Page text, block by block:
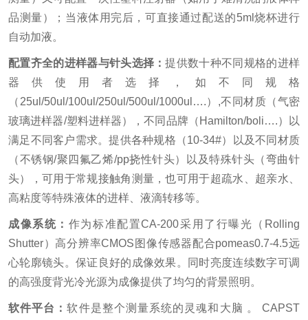
品测量）；当液体用完后，可直接通过配送的5ml烧杯进行
自动加液。
配置齐全的进样器与针头选择：提供数十种不同规格的进样
器供使用者选择，如不同规格
（25ul/50ul/100ul/250ul/500ul/1000ul….）,不同材质（气密
玻璃进样器/塑料进样器），不同品牌（Hamilton/boli….）以
满足不同客户需求。提供各种规格（10-34#）以及不同材质
（不锈钢/聚四氟乙烯/pp挠性针头）以及特殊针头（弯曲针
头），可用于常规接触角测量，也可用于超疏水、超亲水、
高粘度等特殊液体的进样、液滴转移等。
成像系统： 作为标准配置CA-200采用了行曝光（Rolling
Shutter）高分辨率CMOS图像传感器配合pomeas0.7-4.5远
心轮廓镜头。保证良好的成像效果。同时亮度连续数字可调
的高强度背光冷光源为成像提供了均匀的背景照明。
软件平台：软件是整个测量系统的灵魂和大脑 。 CAPST